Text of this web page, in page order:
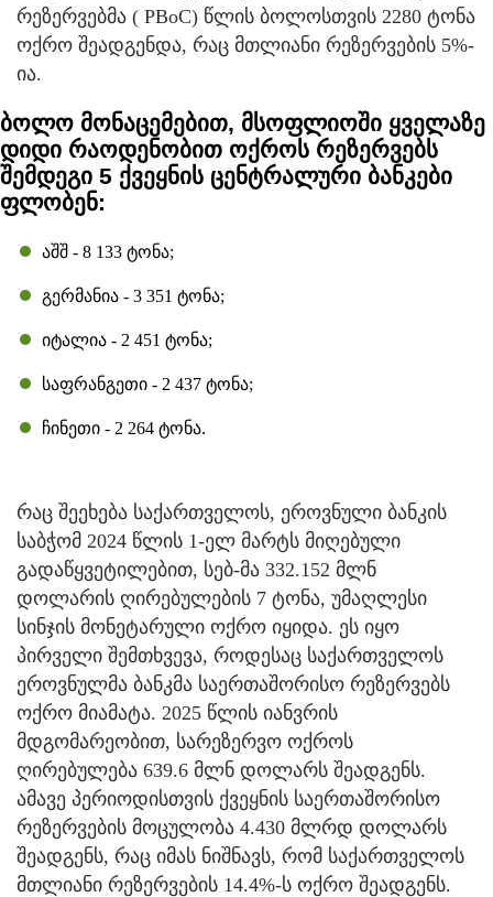
რეზერვებმა ( PBoC) წლის ბოლოსთვის 2280 ტონა
ოქრო შეადგენდა, რაც მთლიანი რეზერვების 5%-
ია.
ბოლო მონაცემებით, მსოფლიოში ყველაზე
დიდი რაოდენობით ოქროს რეზერვებს
შემდეგი 5 ქვეყნის ცენტრალური ბანკები
ფლობენ:
აშშ - 8 133 ტონა;
გერმანია - 3 351 ტონა;
იტალია - 2 451 ტონა;
საფრანგეთი - 2 437 ტონა;
ჩინეთი - 2 264 ტონა.
რაც შეეხება საქართველოს, ეროვნული ბანკის
საბჭომ 2024 წლის 1-ელ მარტს მიღებული
გადაწყვეტილებით, სებ-მა 332.152 მლნ
დოლარის ღირებულების 7 ტონა, უმაღლესი
სინჯის მონეტარული ოქრო იყიდა. ეს იყო
პირველი შემთხვევა, როდესაც საქართველოს
ეროვნულმა ბანკმა საერთაშორისო რეზერვებს
ოქრო მიამატა. 2025 წლის იანვრის
მდგომარეობით, სარეზერვო ოქროს
ღირებულება 639.6 მლნ დოლარს შეადგენს.
ამავე პერიოდისთვის ქვეყნის საერთაშორისო
რეზერვების მოცულობა 4.430 მლრდ დოლარს
შეადგენს, რაც იმას ნიშნავს, რომ საქართველოს
მთლიანი რეზერვების 14.4%-ს ოქრო შეადგენს.